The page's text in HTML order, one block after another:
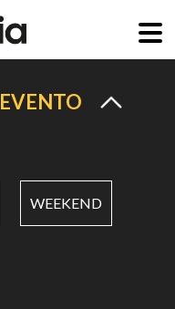
WEEKEND